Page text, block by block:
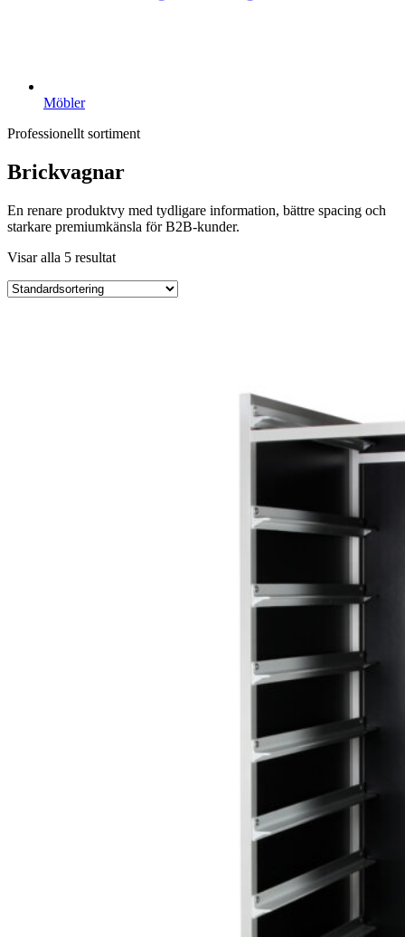
Möbler
Professionellt sortiment
Brickvagnar
En renare produktvy med tydligare information, bättre spacing och
starkare premiumkänsla för B2B-kunder.
Visar alla 5 resultat